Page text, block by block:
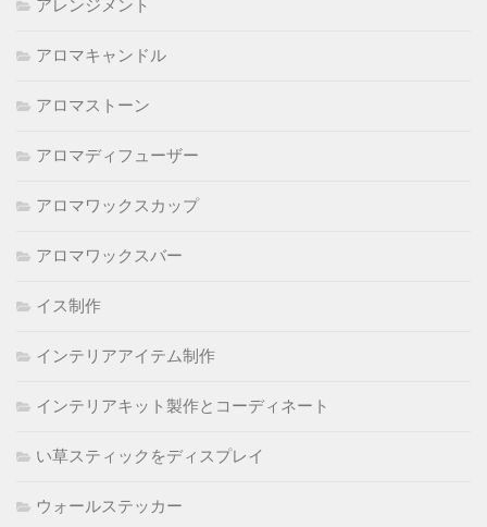
アレンジメント
アロマキャンドル
アロマストーン
アロマディフューザー
アロマワックスカップ
アロマワックスバー
イス制作
インテリアアイテム制作
インテリアキット製作とコーディネート
い草スティックをディスプレイ
ウォールステッカー